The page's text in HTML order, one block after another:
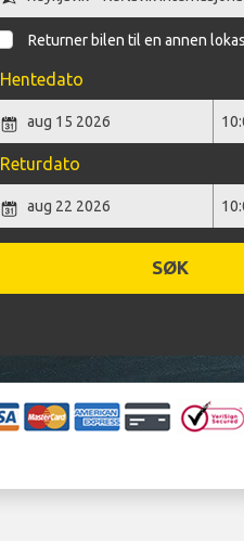
Returner bilen til en annen
Hentedato
Returdato
SØK